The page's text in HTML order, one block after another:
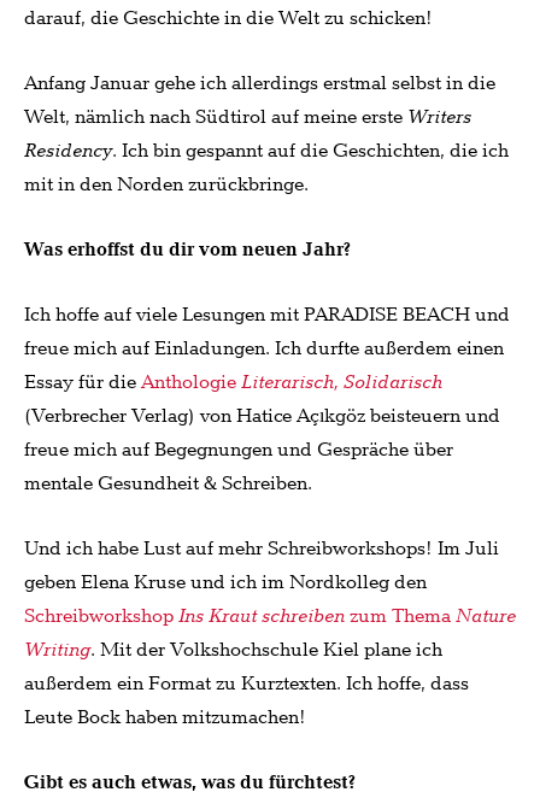
darauf, die Geschichte in die Welt zu schicken!
Anfang Januar gehe ich allerdings erstmal selbst in die
Welt, nämlich nach Südtirol auf meine erste Writers
Residency. Ich bin gespannt auf die Geschichten, die ich
mit in den Norden zurückbringe.
Was erhoffst du dir vom neuen Jahr?
Ich hoffe auf viele Lesungen mit PARADISE BEACH und
freue mich auf Einladungen. Ich durfte außerdem einen
Essay für dieAnthologieLiterarisch, Solidarisch
(Verbrecher Verlag) von Hatice Açıkgöz beisteuern und
freue mich auf Begegnungen und Gespräche über
mentale Gesundheit & Schreiben.
Und ich habe Lust auf mehr Schreibworkshops! Im Juli
geben Elena Kruse und ich im Nordkolleg den
SchreibworkshopIns Kraut schreibenzum ThemaNature
Writing. Mit der Volkshochschule Kiel plane ich
außerdem ein Format zu Kurztexten. Ich hoffe, dass
Leute Bock haben mitzumachen!
Gibt es auch etwas, was du fürchtest?